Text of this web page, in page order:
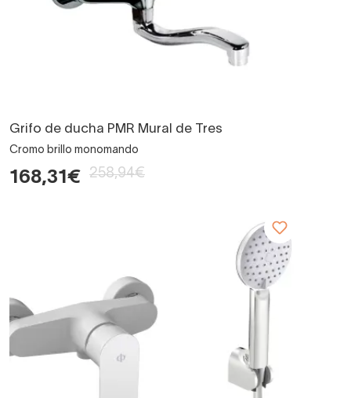
Grifo de ducha PMR Mural de Tres
Cromo brillo monomando
168,31€ 258,94€